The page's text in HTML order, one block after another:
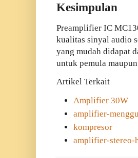
Kesimpulan
Preamplifier IC
kualitas sinyal audio
yang mudah didapat
untuk pemula
Artikel Terkait
Amplifier 30W
amplifier-
kompresor
amplifier-stereo-